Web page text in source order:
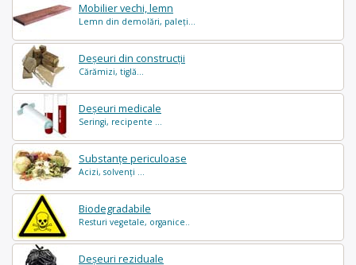
Mobilier vechi, lemn
Lemn din demolări, paleți...
Deșeuri din construcții
Cărămizi, tiglă...
Deșeuri medicale
Seringi, recipente ...
Substanțe periculoase
Acizi, solvenți ...
Biodegradabile
Resturi vegetale, organice..
Deșeuri reziduale